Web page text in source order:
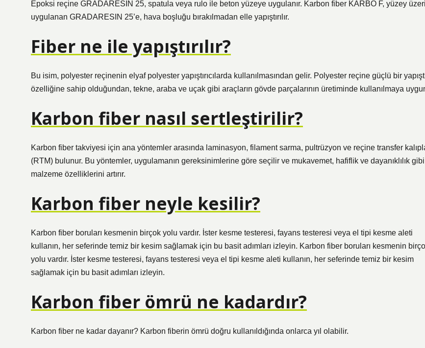
Epoksi reçine GRADARESIN 25, spatula veya rulo ile beton yüzeye uygulanır. Karbon fiber KARBO F, yüzey
uygulanan GRADARESIN 25’e, hava boşluğu bırakılmadan elle yapıştırılır.
Fiber ne ile yapıştırılır?
Bu isim, polyester reçinenin elyaf polyester yapıştırıcılarda kullanılmasından gelir. Polyester reçine güçlü bir
özelliğine sahip olduğundan, tekne, araba ve uçak gibi araçların gövde parçalarının üretiminde kullanılmaya
Karbon fiber nasıl sertleştirilir?
Karbon fiber takviyesi için ana yöntemler arasında laminasyon, filament sarma, pultrüzyon ve reçine transfer
(RTM) bulunur. Bu yöntemler, uygulamanın gereksinimlerine göre seçilir ve mukavemet, hafiflik ve dayanıklılık gibi
malzeme özelliklerini artırır.
Karbon fiber neyle kesilir?
Karbon fiber boruları kesmenin birçok yolu vardır. İster kesme testeresi, fayans testeresi veya el tipi kesme aleti
kullanın, her seferinde temiz bir kesim sağlamak için bu basit adımları izleyin. Karbon fiber boruları kesmenin
yolu vardır. İster kesme testeresi, fayans testeresi veya el tipi kesme aleti kullanın, her seferinde temiz bir kesim
sağlamak için bu basit adımları izleyin.
Karbon fiber ömrü ne kadardır?
Karbon fiber ne kadar dayanır? Karbon fiberin ömrü doğru kullanıldığında onlarca yıl olabilir.